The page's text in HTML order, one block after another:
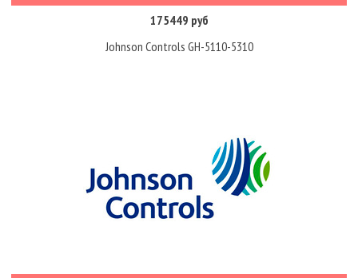
175449 руб
Johnson Controls GH-5110-5310